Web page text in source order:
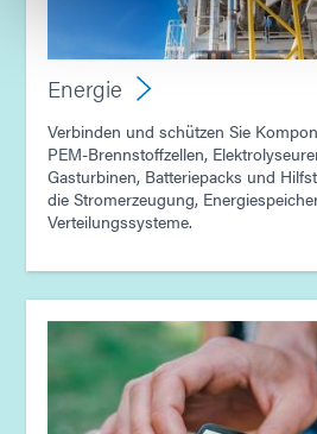
Energie
Verbinden und schützen Sie
PEM-Brennstoffzellen,
Gasturbinen, Batteriepacks und
die Stromerzeugung,
Verteilungssysteme.